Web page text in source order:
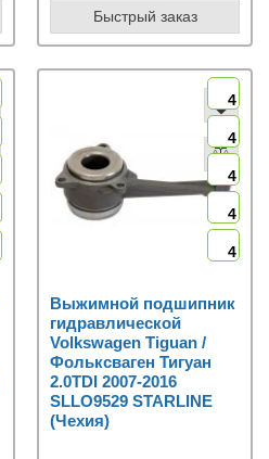
Быстрый заказ
4
4
4
4
4
Выжимной подшипник
гидравлической
Volkswagen Tiguan /
Фольксваген Тигуан
2.0TDI 2007-2016
SLLO9529 STARLINE
(Чехия)